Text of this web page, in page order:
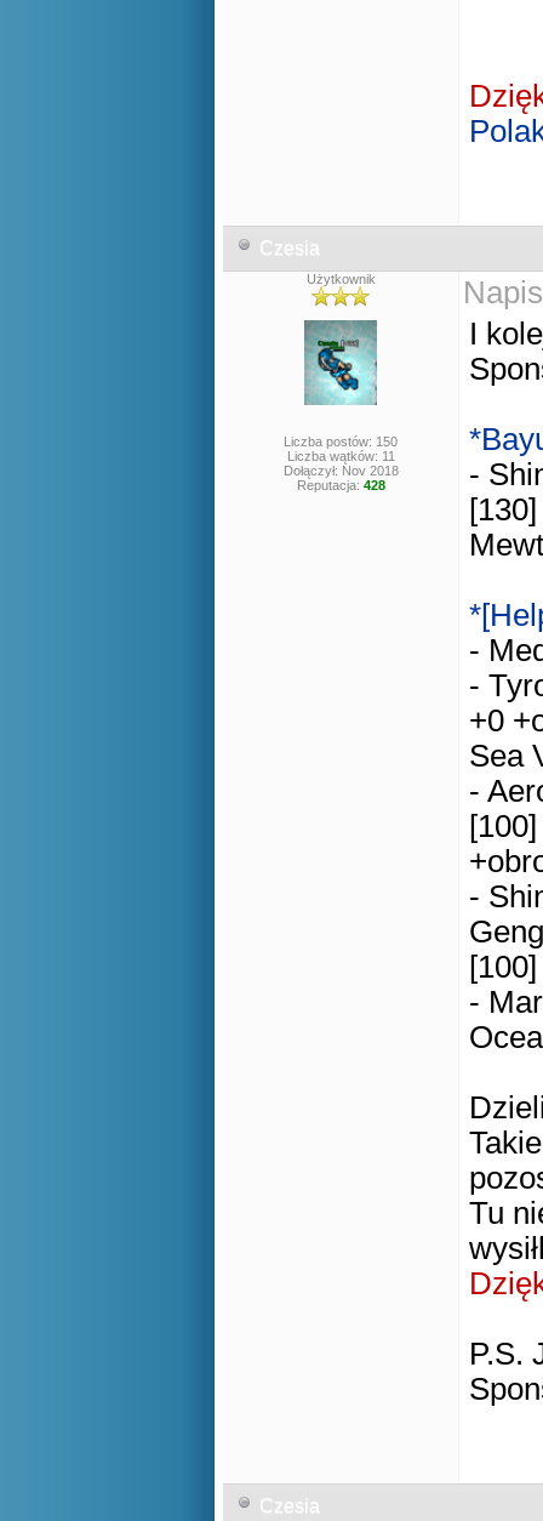
Czesia
Użytkownik
Liczba postów: 150
Liczba wątków: 11
Dołączył: Nov 2018
Reputacja: 428
I
-
-
-
+0
Sea
-
-
-
Tu
P.S.
Czesia